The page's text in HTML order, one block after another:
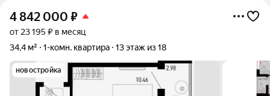
4 842 000 ₽
от 23 195 ₽ в месяц
34,4 м²
1-комн. квартира 13 этаж из 18
новостройка